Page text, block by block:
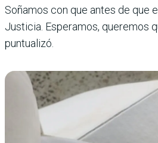
Soñamos con que antes de que
Justicia. Esperamos, queremos
puntualizó.